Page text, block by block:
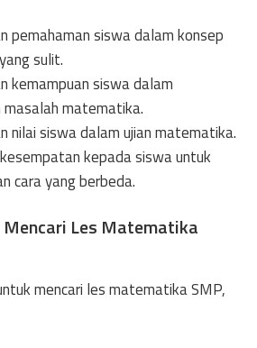
pemahaman siswa dalam konsep
sulit.
kemampuan siswa dalam
masalah matematika.
nilai siswa dalam ujian matematika.
kepada siswa untuk
cara yang berbeda.
Mencari Les Matematika
mencari les matematika SMP,